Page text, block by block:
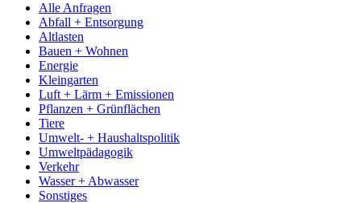
Alle Anfragen
Abfall + Entsorgung
Altlasten
Bauen + Wohnen
Energie
Kleingarten
Luft + Lärm + Emissionen
Pflanzen + Grünflächen
Tiere
Umwelt- + Haushaltspolitik
Umweltpädagogik
Verkehr
Wasser + Abwasser
Sonstiges